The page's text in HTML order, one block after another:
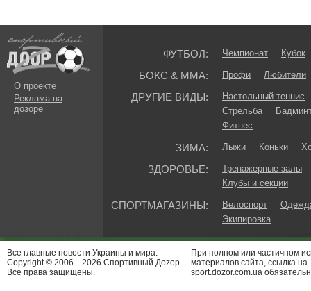
О проекте
Реклама на
дозоре
ФУТБОЛ: Чемпионат Кубок
БОКС & ММА: Профи Любители
ДРУГИЕ ВИДЫ:
Настольный теннис
Стрельба
Фитнес
ЗИМА: Лыжи Коньки
ЗДОРОВЬЕ:
Тренажерные залы
Клубы и секции
СПОРТМАГАЗИНЫ: Велоспорт
Экипировка
Все главные новости Украины и мира.
Copyright © 2006—2026 Спортивный Доzор
Все права защищены.
При полном или частичном
материалов сайта, ссылка на
sport.dozor.com.ua